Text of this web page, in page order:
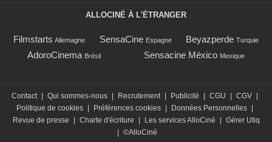
ALLOCINÉ À L'ÉTRANGER
Filmstarts Allemagne SensaCine Espagne Beyazperde Turquie
AdoroCinema Brésil Sensacine México Mexique
Contact | Qui sommes-nous | Recrutement | Publicité | CGU | CGV |
Politique de cookies | Préférences cookies | Données Personnelles |
Revue de presse
| Charte d'écriture | Les services AlloCiné | Gérer Utiq
| ©AlloCiné